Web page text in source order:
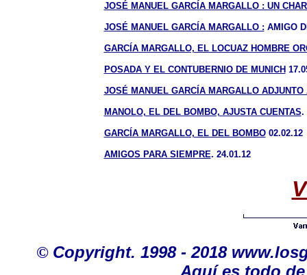
JOSÉ MANUEL GARCÍA MARGALLO : UN
JOSÉ MANUEL GARCÍA MARGALLO : AMIGO
GARCÍA MARGALLO, EL LOCUAZ HOMBRE
POSADA Y EL CONTUBERNIO DE MUNICH
JOSÉ MANUEL GARCÍA MARGALLO ADJUNTO
MANOLO, EL DEL BOMBO, AJUSTA CUENTAS.
GARCÍA MARGALLO, EL DEL BOMBO02.02.12
AMIGOS PARA SIEMPRE. 24.01.12
© Copyright. 1998 - 2018
Aquí es todo